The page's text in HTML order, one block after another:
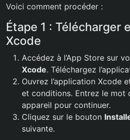
Voici comment procéder :
Étape 1 : Télécharger
Xcode
Accédez à l’App Store sur
Xcode. Téléchargez
Ouvrez l’application Xcode
et conditions. Entrez le mot
appareil pour continuer.
Cliquez sur le bouton
suivante.